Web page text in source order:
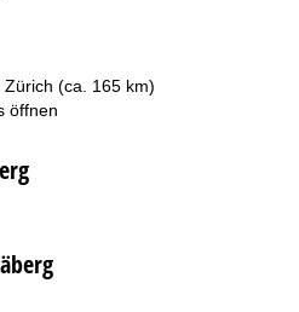
(ca. 165 km)
öffnen